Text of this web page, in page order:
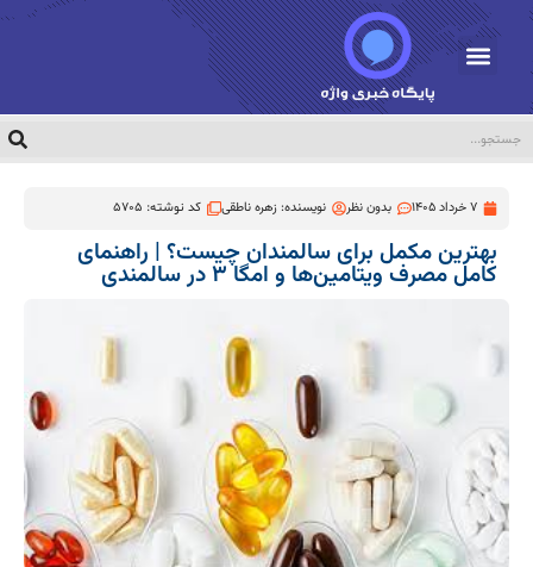
7 خرداد 1405 بدون نظر نویسنده:زهره ناطقی کد نوشته: 5705
بهترین مکمل‌ برای سالمندان چیست؟ | راهنمای
کامل مصرف ویتامین‌ها و امگا ۳ در سالمندی